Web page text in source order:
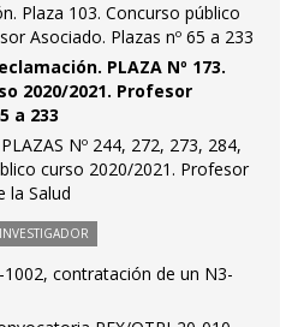
Plaza 103. Concurso público
Asociado. Plazas nº 65 a 233
PLAZA Nº 173.
2020/2021. Profesor
a 233
Nº 244, 272, 273, 284,
curso 2020/2021. Profesor
la Salud
contratación de un N3-